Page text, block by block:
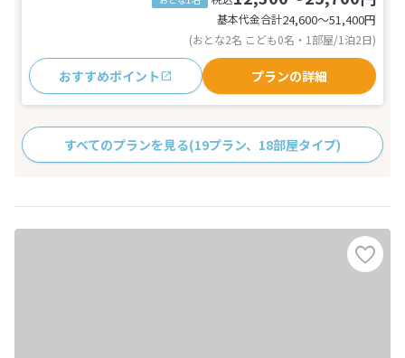
基本代金合計24,600〜51,400円
(おとな2名 こども0名・1部屋/1泊2日)
おすすめポイント プランの詳細
すべてのプランを見る(19プラン、18部屋タイプ)